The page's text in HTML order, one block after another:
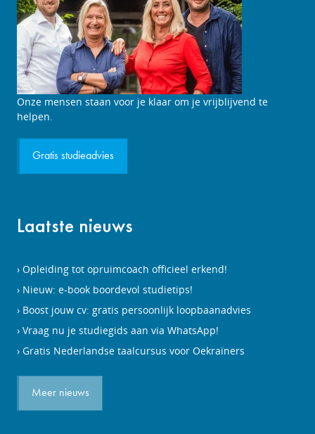
Onze mensen staan voor je klaar om je vrijblijvend te
helpen.
Gratis studieadvies
Laatste nieuws
Opleiding tot opruimcoach officieel erkend!
Nieuw: e-book boordevol studietips!
Boost jouw cv: gratis persoonlijk loopbaanadvies
Vraag nu je studiegids aan via WhatsApp!
Gratis Nederlandse taalcursus voor Oekraïners
Meer nieuws